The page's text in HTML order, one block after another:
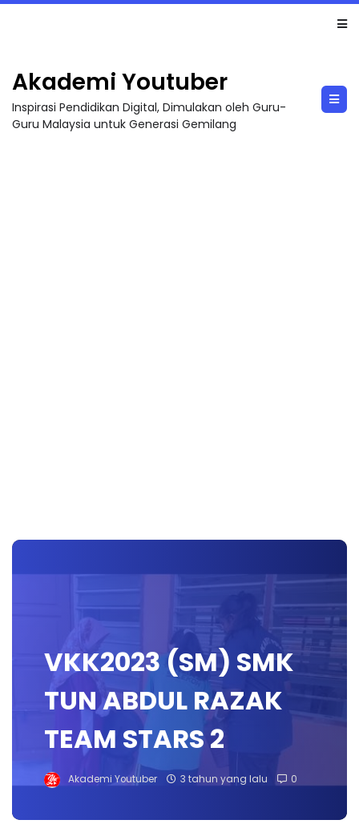
Akademi Youtuber
Inspirasi Pendidikan Digital, Dimulakan oleh Guru-
Guru Malaysia untuk Generasi Gemilang
VKK2023 (SM) SMK
TUN ABDUL RAZAK
TEAM STARS 2
Akademi Youtuber 3 tahun yang lalu 0